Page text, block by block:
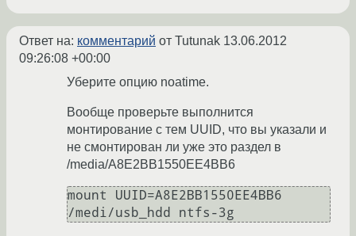
Ответ на: комментарий от Tutunak 13.06.2012
09:26:08 +00:00
Уберите опцию noatime.
Вообще проверьте выполнится
монтирование с тем UUID, что вы указали и
не смонтирован ли уже это раздел в
/media/A8E2BB1550EE4BB6
mount UUID=A8E2BB1550EE4BB6